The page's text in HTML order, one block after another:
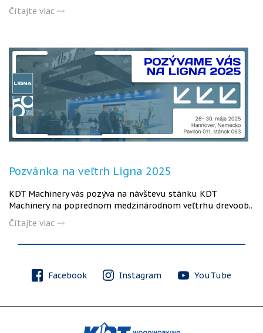
Čítajte viac
Pozvánka na veľtrh Ligna 2025
KDT Machinery vás pozýva na návštevu stánku KDT
Machinery na poprednom medzinárodnom veľtrhu drevoob..
Čítajte viac
Facebook Instagram YouTube